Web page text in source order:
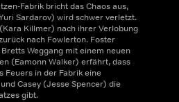
Fabrik bricht das Chaos aus,
Sardarov) wird schwer verletzt.
Killmer) nach ihrer Verlobung
nach Fowlerton. Foster
Weggang mit einem neuen
(Eamonn Walker) erfährt, dass
Feuers in der Fabrik eine
Casey (Jesse Spencer) die
gibt.